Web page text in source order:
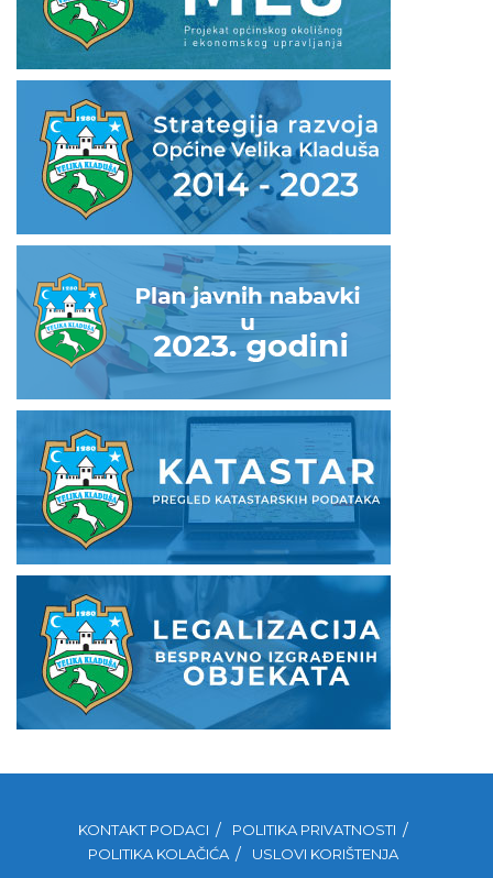
KONTAKT PODACI
POLITIKA PRIVATNOSTI
POLITIKA KOLAČIĆA
USLOVI KORIŠTENJA